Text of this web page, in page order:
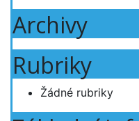
Archivy
Rubriky
Žádné rubriky